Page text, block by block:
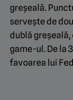
greșeală.
servește de
dublă
game-ul. De la
favoarea lui